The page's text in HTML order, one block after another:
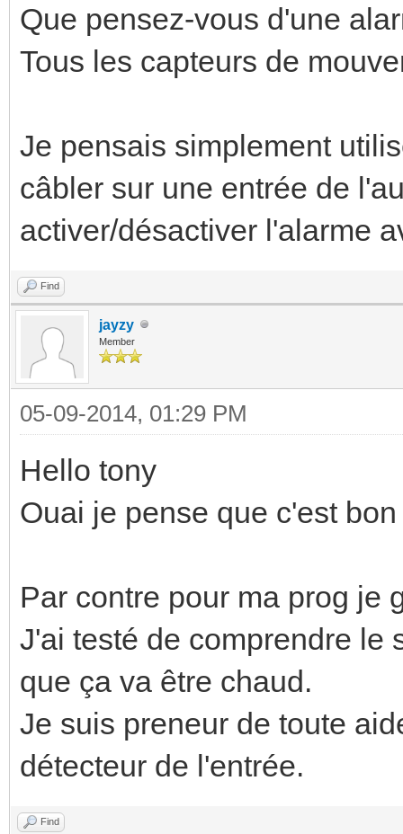
Que pensez-vous d'une
Tous les capteurs de
Je pensais simplement
câbler sur une entrée de
activer/désactiver l'alarme
Find
jayzy
Member
05-09-2014, 01:29 PM
Hello tony
Ouai je pense que c'est
Par contre pour ma prog je
J'ai testé de comprendre le
que ça va être chaud.
Je suis preneur de toute
détecteur de l'entrée.
Find